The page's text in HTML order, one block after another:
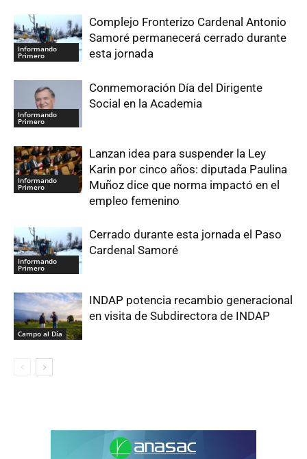
Informando
Primero
Complejo Fronterizo Cardenal Antonio
Samoré permanecerá cerrado durante
esta jornada
Informando
Primero
Conmemoración Día del Dirigente
Social en la Academia
Informando
Primero
Lanzan idea para suspender la Ley
Karin por cinco años: diputada Paulina
Muñoz dice que norma impactó en el
empleo femenino
Informando
Primero
Cerrado durante esta jornada el Paso
Cardenal Samoré
Campo al Día
INDAP potencia recambio generacional
en visita de Subdirectora de INDAP